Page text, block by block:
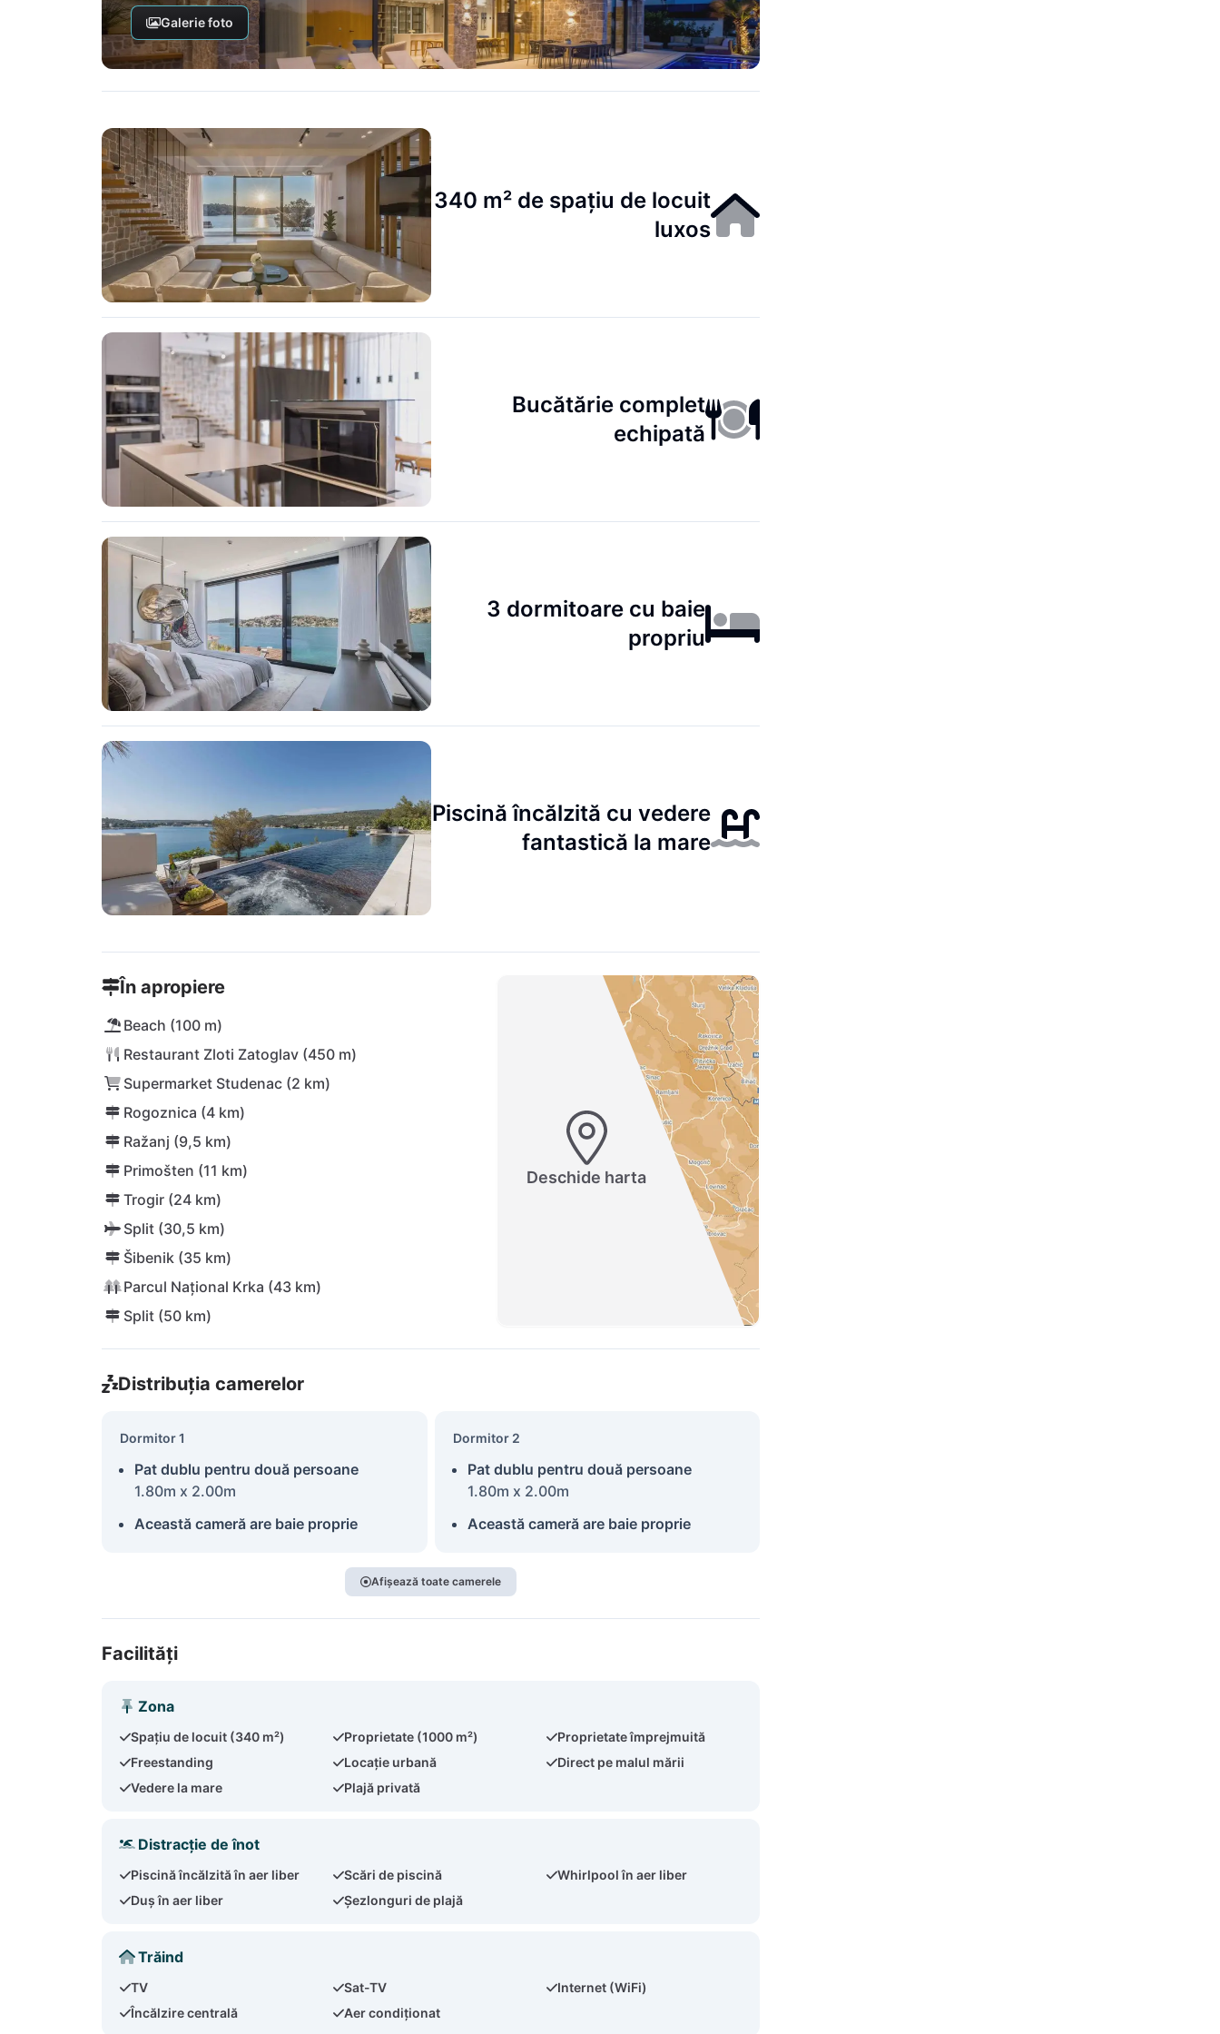
Galerie foto
340 m² de spațiu de locuit
luxos
Bucătărie complet
echipată
3 dormitoare cu baie
propriu
Piscină încălzită cu vedere
fantastică la mare
În apropiere
Beach (100 m)
Restaurant Zloti Zatoglav (450 m)
Supermarket Studenac (2 km)
Rogoznica (4 km)
Ražanj (9,5 km)
Primošten (11 km)
Trogir (24 km)
Split (30,5 km)
Šibenik (35 km)
Parcul Național Krka (43 km)
Split (50 km)
Deschide harta
Distribuția camerelor
Dormitor 1
Pat dublu pentru două persoane
1.80m x 2.00m
Această cameră are baie proprie
Dormitor 2
Pat dublu pentru două persoane
1.80m x 2.00m
Această cameră are baie proprie
Afișează toate camerele
Facilități
Zona
Spațiu de locuit (340 m²) Proprietate (1000 m²)
Proprietate împrejmuită
Freestanding
Locație urbană
Direct pe malul mării
Vedere la mare
Plajă privată
Distracție de înot
Piscină încălzită în aer liber Scări de piscină
Whirlpool în aer liber
Duș în aer liber
Șezlonguri de plajă
Trăind
TV Sat-TV
Internet (WiFi)
Încălzire centrală
Aer condiționat